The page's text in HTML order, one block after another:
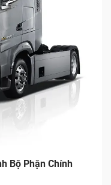
Bộ Phận Chính